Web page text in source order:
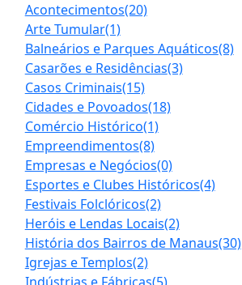
Acontecimentos(20)
Arte Tumular(1)
Balneários e Parques Aquáticos(8)
Casarões e Residências(3)
Casos Criminais(15)
Cidades e Povoados(18)
Comércio Histórico(1)
Empreendimentos(8)
Empresas e Negócios(0)
Esportes e Clubes Históricos(4)
Festivais Folclóricos(2)
Heróis e Lendas Locais(2)
História dos Bairros de Manaus(30)
Igrejas e Templos(2)